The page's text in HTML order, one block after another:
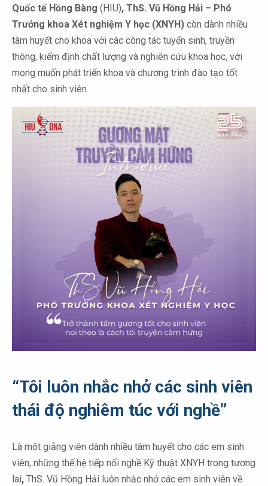
Quốc tế Hồng Bàng (HIU), ThS. Vũ Hồng Hải – Phó
Trưởng khoa Xét nghiệm Y học (XNYH) còn dành nhiều
tâm huyết cho khoa với các công tác tuyển sinh, truyền
thông, kiểm định chất lượng và nghiên cứu khoa học, với
mong muốn phát triển khoa và chương trình đào tạo tốt
nhất cho sinh viên.
“Tôi luôn nhắc nhở các sinh viên
thái độ nghiêm túc với nghề”
Là một giảng viên dành nhiều tâm huyết cho các em sinh
viên, những thế hệ tiếp nối nghề Kỹ thuật XNYH trong tương
lai, ThS. Vũ Hồng Hải luôn nhắc nhở các em sinh viên về